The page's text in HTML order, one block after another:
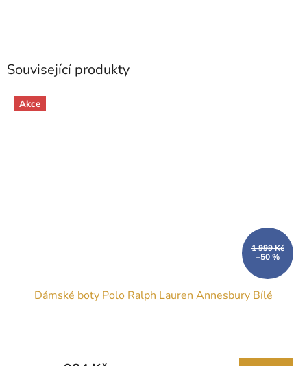
Související produkty
Akce
1 999 Kč
–50 %
Dámské boty Polo Ralph Lauren Annesbury Bílé